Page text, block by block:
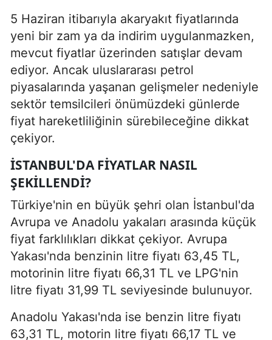
5 Haziran itibarıyla akaryakıt fiyatlarında
yeni bir zam ya da indirim uygulanmazken,
mevcut fiyatlar üzerinden satışlar devam
ediyor. Ancak uluslararası petrol
piyasalarında yaşanan gelişmeler nedeniyle
sektör temsilcileri önümüzdeki günlerde
fiyat hareketliliğinin sürebileceğine dikkat
çekiyor.
İSTANBUL'DA FIYATLAR NASIL
ŞEKILLENDI?
Türkiye'nin en büyük şehri olan İstanbul'da
Avrupa ve Anadolu yakaları arasında küçük
fiyat farklılıkları dikkat çekiyor. Avrupa
Yakası'nda benzinin litre fiyatı 63,45 TL,
motorinin litre fiyatı 66,31 TL ve LPG'nin
litre fiyatı 31,99 TL seviyesinde bulunuyor.
Anadolu Yakası'nda ise benzin litre fiyatı
63,31 TL, motorin litre fiyatı 66,17 TL ve